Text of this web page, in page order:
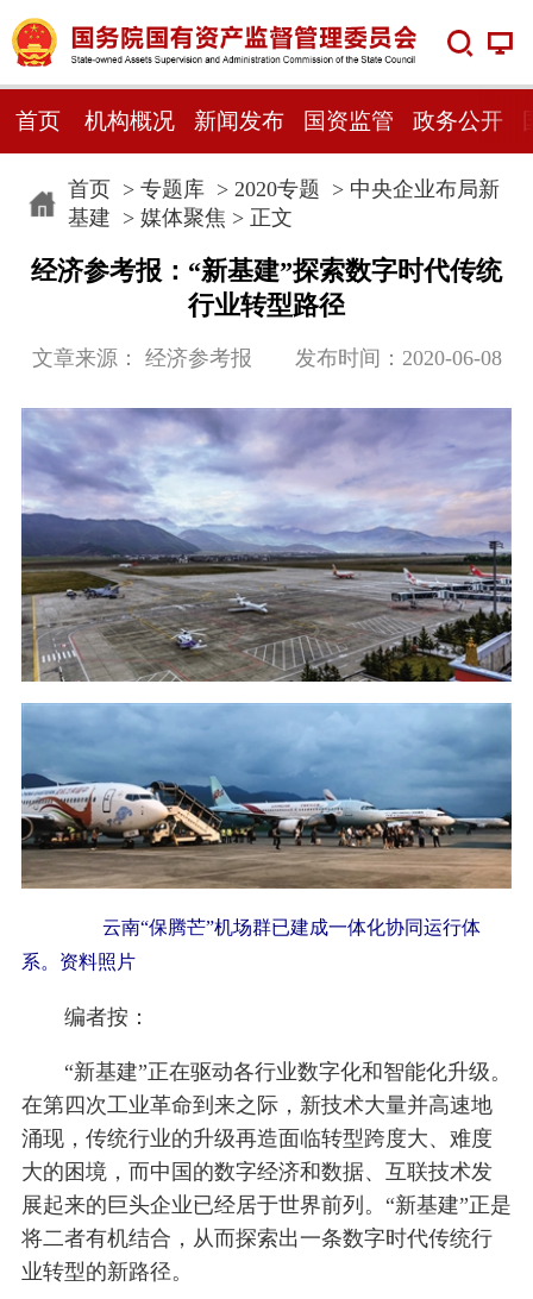
首页 机构概况 新闻发布 国资监管 政务公开
首页> 专题库> 2020专题 > 中央企业布局新
基建 > 媒体聚焦 > 正文
经济参考报：“新基建”探索数字时代传统
行业转型路径
文章来源： 经济参考报 发布时间：2020-06-08
云南“保腾芒”机场群已建成一体化协同运行体
系。资料照片
编者按：
“新基建”正在驱动各行业数字化和智能化升级。
在第四次工业革命到来之际，新技术大量并高速地
涌现，传统行业的升级再造面临转型跨度大、难度
大的困境，而中国的数字经济和数据、互联技术发
展起来的巨头企业已经居于世界前列。“新基建”正是
将二者有机结合，从而探索出一条数字时代传统行
业转型的新路径。